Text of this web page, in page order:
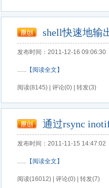
shell快速地输
发布时间：2011-12-16 09:06:30
......【阅读全文】
阅读(8145) | 评论(0) | 转发(3)
通过rsync
发布时间：2011-11-15 14:47:02
......【阅读全文】
阅读(16012) | 评论(0) | 转发(7)